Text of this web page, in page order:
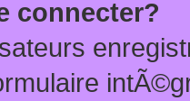
connecter?